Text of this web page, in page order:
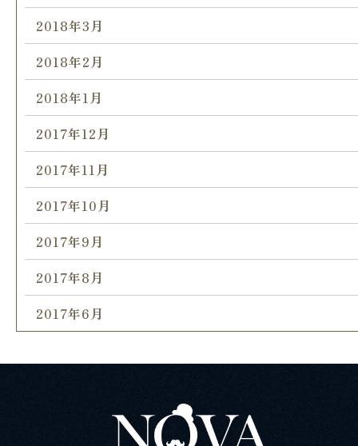
2018年3月
2018年2月
2018年1月
2017年12月
2017年11月
2017年10月
2017年9月
2017年8月
2017年6月